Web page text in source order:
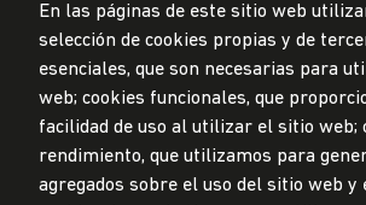
Privacidad de datos personales
Mesa de partes
© Universidad de Lima, 2024
Todos los derechos reservados
En las páginas de este sitio web
selección de cookies propias y de
esenciales, que son necesarias para
web; cookies funcionales, que
facilidad de uso al utilizar el sitio web;
rendimiento, que utilizamos para
agregados sobre el uso del sitio web y